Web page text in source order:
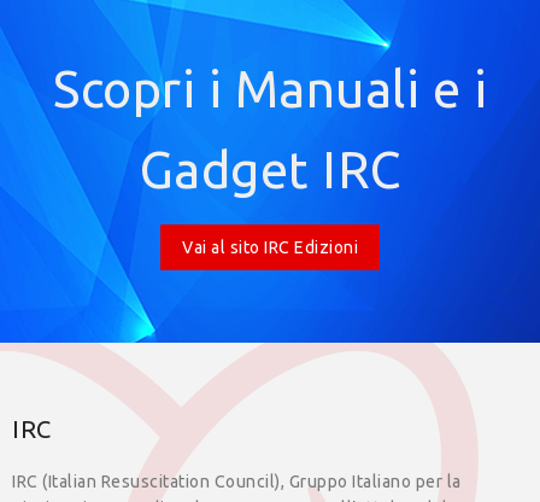
Scopri i Manuali e i
Gadget IRC
Vai al sito IRC Edizioni
IRC
IRC (Italian Resuscitation Council), Gruppo Italiano per la